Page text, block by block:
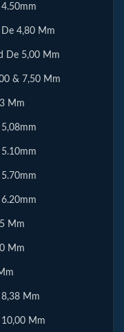
4,80 Mm
De 5,00 Mm
& 7,50 Mm
Mm
Mm
Mm
Mm
Mm